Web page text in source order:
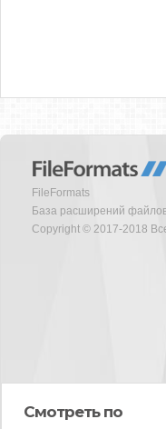
FileFormats
База расширений
Copyright © 2017-2018
Смотреть по